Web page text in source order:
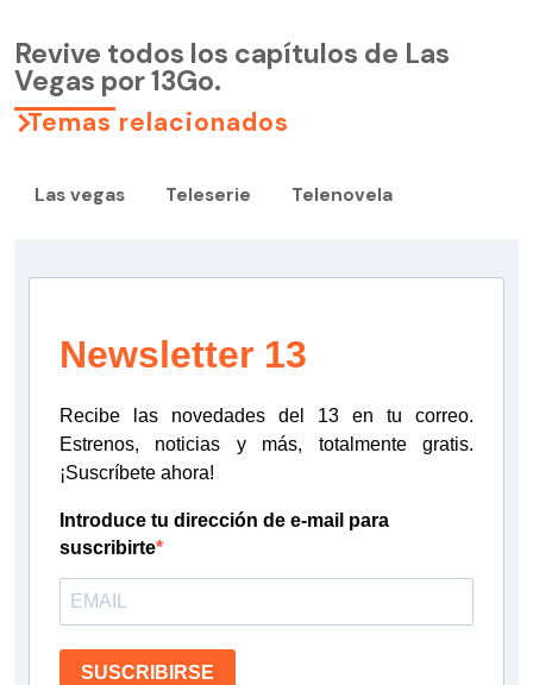
Revive todos los capítulos de Las
Vegas por 13Go.
Temas relacionados
Las vegas Teleserie Telenovela
Newsletter 13
Recibe las novedades del 13 en tu correo.
Estrenos, noticias y más, totalmente gratis.
¡Suscríbete ahora!
Introduce tu dirección de e-mail para
suscribirte
SUSCRIBIRSE